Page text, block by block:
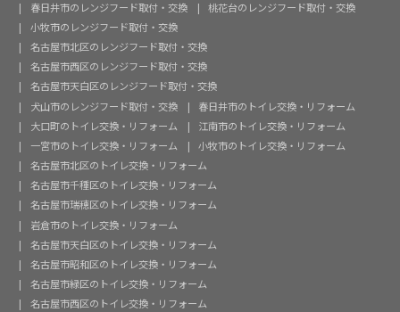
春日井市のレンジフード取付・交換
桃花台のレンジフード取付・交換
小牧市のレンジフード取付・交換
名古屋市北区のレンジフード取付・交換
名古屋市西区のレンジフード取付・交換
名古屋市天白区のレンジフード取付・交換
犬山市のレンジフード取付・交換
春日井市のトイレ交換・リフォーム
大口町のトイレ交換・リフォーム
江南市のトイレ交換・リフォーム
一宮市のトイレ交換・リフォーム
小牧市のトイレ交換・リフォーム
名古屋市北区のトイレ交換・リフォーム
名古屋市千種区のトイレ交換・リフォーム
名古屋市瑞穂区のトイレ交換・リフォーム
岩倉市のトイレ交換・リフォーム
名古屋市天白区のトイレ交換・リフォーム
名古屋市昭和区のトイレ交換・リフォーム
名古屋市緑区のトイレ交換・リフォーム
名古屋市西区のトイレ交換・リフォーム